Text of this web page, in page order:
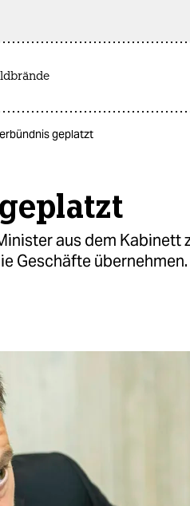
geplatzt
aus dem Kabinett
Geschäfte